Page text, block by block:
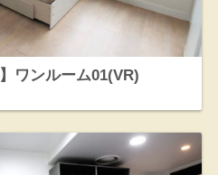
ワンルーム01(VR)